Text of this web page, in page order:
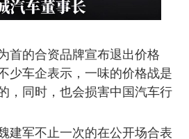
首的合资品牌宣布退出价格
少车企表示，一味的价格战是
，同时，也会损害中国汽车行
建军不止一次的在公开场合表